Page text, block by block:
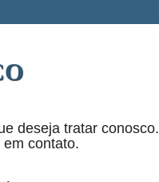
deseja tratar conosco.
contato.